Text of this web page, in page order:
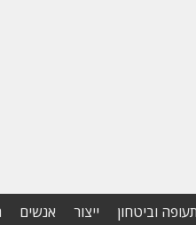
תעופה וביטחון ייצור אנשים